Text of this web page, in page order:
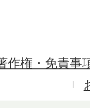
作権・免責事